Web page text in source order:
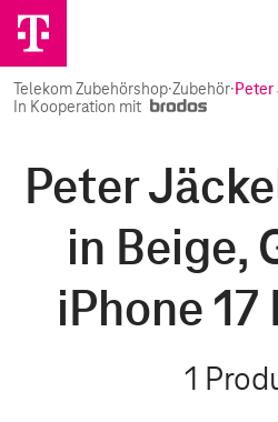
Telekom Zubehörshop·Zubehör·Peter
In Kooperation mit
Peter
in Beige,
iPhone 17
1